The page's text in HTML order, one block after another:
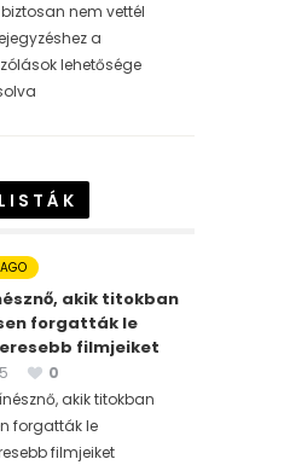
nem vettél
a
lehetősége
akik titokban
forgatták le
filmjeiket
0
akik titokban
forgatták le
filmjeiket